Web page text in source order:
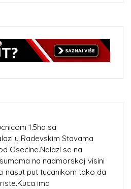
1.5ha sa
u Radevskim Stavama
Osecine.Nalazi se na
na nadmorskoj visini
nasut put tucanikom tako da
ima